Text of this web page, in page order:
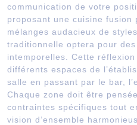
communication de votre
proposant une cuisine fusion
mélanges audacieux de
traditionnelle optera pour
intemporelles. Cette réflexion
différents espaces de
salle en passant par le bar,
Chaque zone doit être
contraintes spécifiques tout
vision d’ensemble